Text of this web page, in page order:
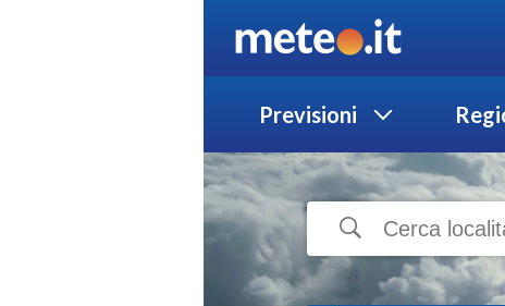
Previsioni